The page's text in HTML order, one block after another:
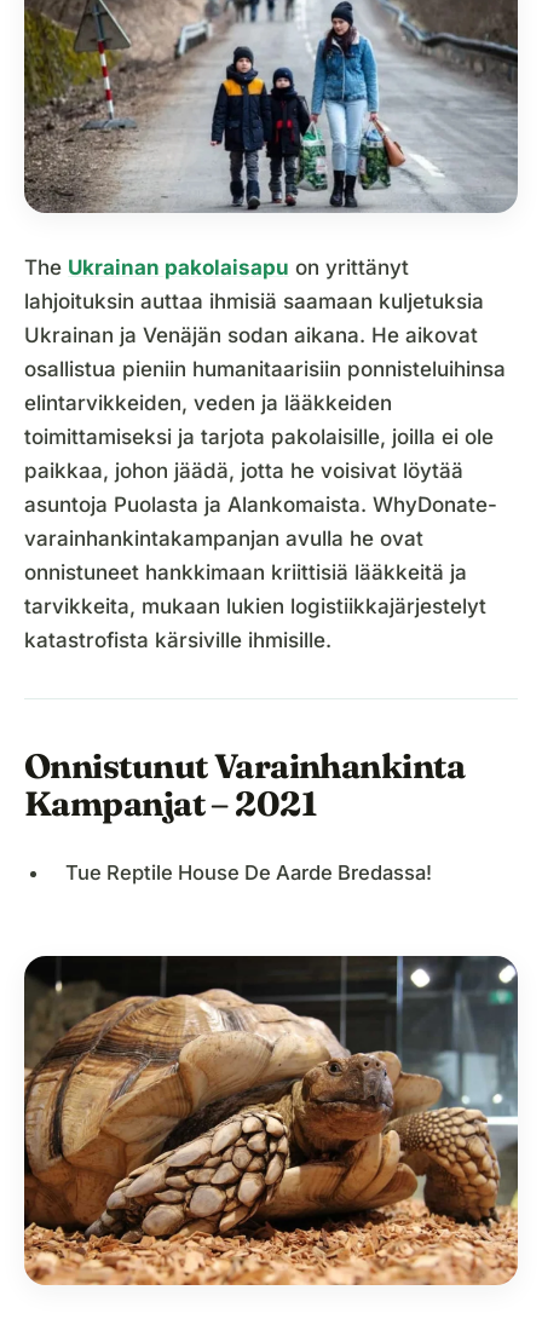
The Ukrainan pakolaisapu on yrittänyt
lahjoituksin auttaa ihmisiä saamaan kuljetuksia
Ukrainan ja Venäjän sodan aikana. He aikovat
osallistua pieniin humanitaarisiin ponnisteluihinsa
elintarvikkeiden, veden ja lääkkeiden
toimittamiseksi ja tarjota pakolaisille, joilla ei ole
paikkaa, johon jäädä, jotta he voisivat löytää
asuntoja Puolasta ja Alankomaista. WhyDonate-
varainhankintakampanjan avulla he ovat
onnistuneet hankkimaan kriittisiä lääkkeitä ja
tarvikkeita, mukaan lukien logistiikkajärjestelyt
katastrofista kärsiville ihmisille.
Onnistunut Varainhankinta
Kampanjat – 2021
Tue Reptile House De Aarde Bredassa!